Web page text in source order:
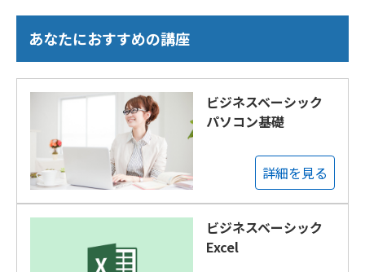
あなたにおすすめの講座
ビジネスベーシック
パソコン基礎
詳細を見る
ビジネスベーシック
Excel